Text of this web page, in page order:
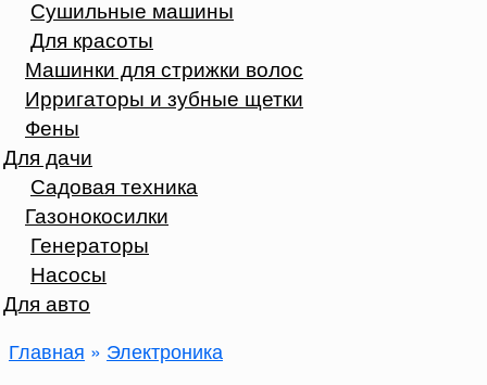
Сушильные машины
Для красоты
Машинки для стрижки волос
Ирригаторы и зубные щетки
Фены
Для дачи
Садовая техника
Газонокосилки
Генераторы
Насосы
Для авто
Главная » Электроника